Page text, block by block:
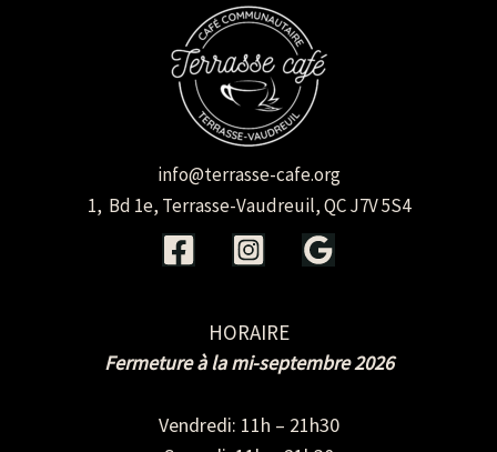
info@terrasse-cafe.org
1, Bd 1e, Terrasse-Vaudreuil, QC J7V 5S4
HORAIRE
Fermeture à la mi-septembre 2026
Vendredi: 11h – 21h30